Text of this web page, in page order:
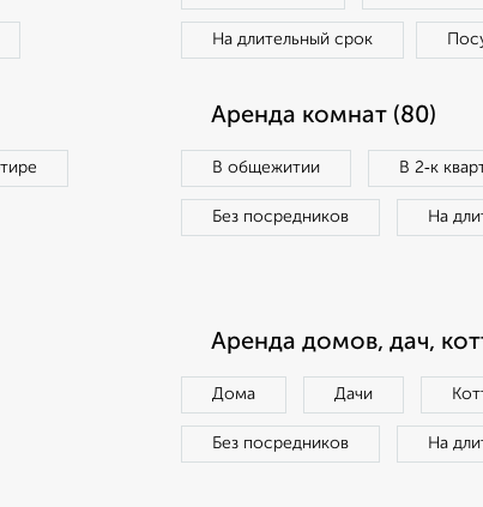
На длительный срок
Аренда комнат (80)
В общежитии В 2‑к
Без посредников На
Аренда домов, дач,
Дома Дачи
Без посредников На